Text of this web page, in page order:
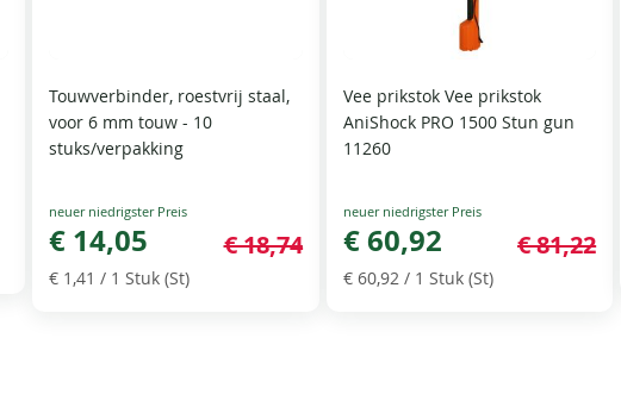
Touwverbinder, roestvrij staal,
voor 6 mm touw - 10
stuks/verpakking
Special
Price
€ 14,05 € 18,74
€ 1,41 / 1 Stuk (St)
Vee prikstok Vee prikstok
AniShock PRO 1500 Stun gun
11260
Special
Price
€ 60,92 € 81,22
€ 60,92/ 1 Stuk (St)